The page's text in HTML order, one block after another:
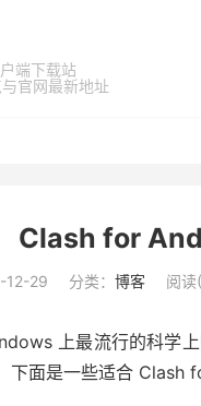
端下载站
官网最新地址
Clash for
12-29 分类： 博客 阅
上最流行的科学
下面是一些适合 Clash